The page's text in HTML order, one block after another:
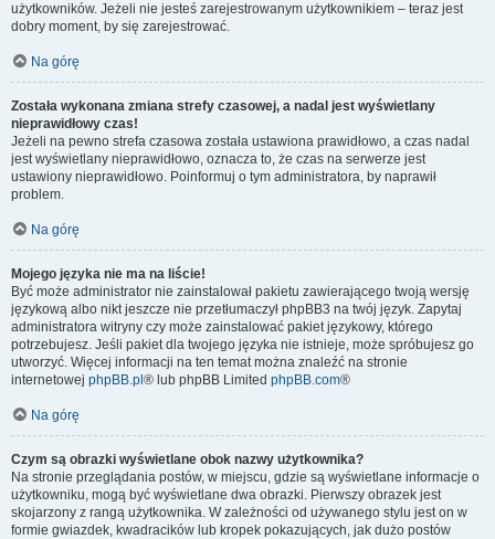
użytkowników. Jeżeli nie jesteś zarejestrowanym użytkownikiem – teraz jest
dobry moment, by się zarejestrować.
Na górę
Została wykonana zmiana strefy czasowej, a nadal jest wyświetlany
nieprawidłowy czas!
Jeżeli na pewno strefa czasowa została ustawiona prawidłowo, a czas nadal
jest wyświetlany nieprawidłowo, oznacza to, że czas na serwerze jest
ustawiony nieprawidłowo. Poinformuj o tym administratora, by naprawił
problem.
Na górę
Mojego języka nie ma na liście!
Być może administrator nie zainstalował pakietu zawierającego twoją wersję
językową albo nikt jeszcze nie przetłumaczył phpBB3 na twój język. Zapytaj
administratora witryny czy może zainstalować pakiet językowy, którego
potrzebujesz. Jeśli pakiet dla twojego języka nie istnieje, może spróbujesz go
utworzyć. Więcej informacji na ten temat można znaleźć na stronie
internetowej phpBB.pl ® lub phpBB Limited phpBB.com®
Na górę
Czym są obrazki wyświetlane obok nazwy użytkownika?
Na stronie przeglądania postów, w miejscu, gdzie są wyświetlane informacje o
użytkowniku, mogą być wyświetlane dwa obrazki. Pierwszy obrazek jest
skojarzony z rangą użytkownika. W zależności od używanego stylu jest on w
formie gwiazdek, kwadracików lub kropek pokazujących, jak dużo postów